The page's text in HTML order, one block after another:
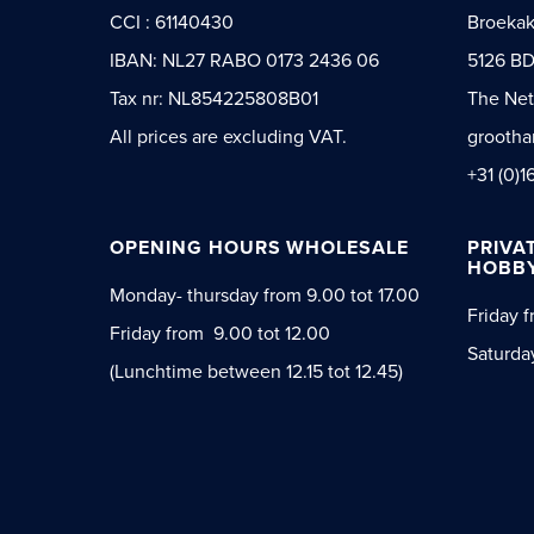
CCI : 61140430
IBAN: NL27 RABO 0173 2436 06
Tax nr: NL854225808B01
All prices are excluding VAT.
5126
The
+31
OPENING HOURS WHOLESALE
Monday- thursday from 9.00 tot 17.00
Friday from 9.00 tot 12.00
(Lunchtime between 12.15 tot 12.45)
Friday